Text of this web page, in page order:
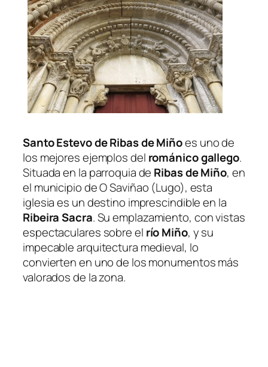
Santo Estevo de Ribas de Miñoes uno de
los mejores ejemplos del románico gallego.
Situada en la parroquia de Ribas de Miño, en
el municipio de O Saviñao (Lugo), esta
iglesia es un destino imprescindible en la
Ribeira Sacra. Su emplazamiento, con vistas
espectaculares sobre el río Miño, y su
impecable arquitectura medieval, lo
convierten en uno de los monumentos más
valorados de la zona.